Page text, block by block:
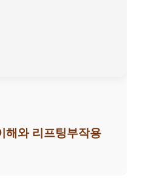
해와 리프팅부작용